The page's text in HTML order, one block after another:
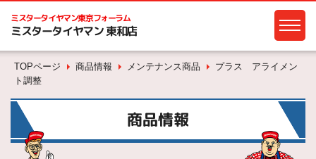
ミスタータイヤマン東京フォーラム
ミスタータイヤマン 東和店
TOPページ 商品情報 メンテナンス商品
プラス アライメン
ト調整
商品情報